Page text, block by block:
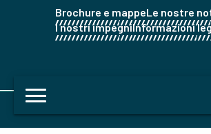
Brochure e mappeLe nostre
I nostri impegniInformazioni